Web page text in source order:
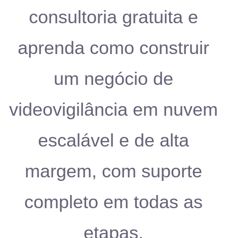
consultoria gratuita e
aprenda como construir
um negócio de
videovigilância em nuvem
escalável e de alta
margem, com suporte
completo em todas as
etapas.